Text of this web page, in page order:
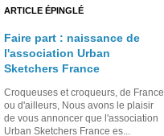
ARTICLE ÉPINGLÉ
Faire part : naissance de
l'association Urban
Sketchers France
Croqueuses et croqueurs, de France
ou d'ailleurs, Nous avons le plaisir
de vous annoncer que l'association
Urban Sketchers France es...